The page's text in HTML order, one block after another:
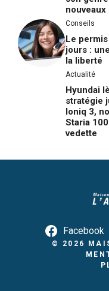
Conseils
Le
jours :
la liberté
Actualité
Hyundai
stratégie
Ioniq 3,
Staria
vedette
Facebook
© 2026